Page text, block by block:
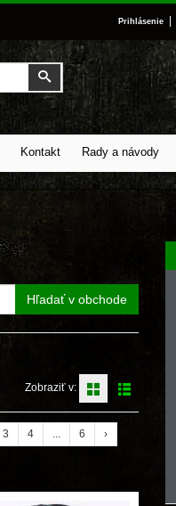
Prihlásenie
Vyhľadať
Kontakt Rady a návody
Hľadať v obchode
Zobraziť v:
3 4 ... 6
›